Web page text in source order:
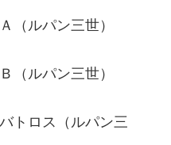
（ルパン三世）
（ルパン三世）
トロス（ルパン三